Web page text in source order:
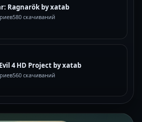
Ragnarök by xatab
580 скачиваний
4 HD Project by xatab
560 скачиваний